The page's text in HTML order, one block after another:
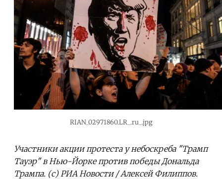
RIAN_02971860.LR_.ru_.jpg
Участники акции протеста у небоскреба "Трамп
Тауэр" в Нью-Йорке против победы Дональда
Трампа. (c) РИА Новости / Алексей Филиппов.